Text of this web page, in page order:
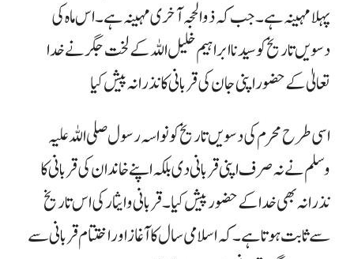
پہلا مہینہ ہے ۔ جب کہ ذو الحجہ آخری مہینہ ہے۔ اس ماہ کی
دسویں تاریخ کو سیدنا ابراہیم خلیل اللہ کے لخت جگر نے خدا
تعالیٰ کے حضور اپنی جان کی قربانی کا نذرانہ پیش کیا
اسی طرح محرم کی دسویں تاریخ کو نواسہ رسول صلی اللہ علیہ
وسلم نے نہ صرف اپنی قربانی دی بلکہ اپنے خاندان کی قربانیکا
نذرانہ بھی خدا کے حضور پیش کیا۔قربانی وایثار کی اس تاریخ
سے ثابت ہوتا ہے۔ کہ اسلامی سال کا آغاز اور اختتام قربانی سے